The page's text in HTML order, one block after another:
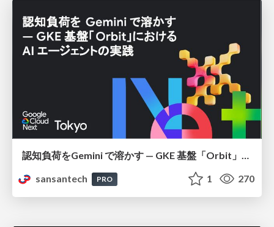
認知負荷をGemini で溶かす — GKE 基盤「Orbit」における AI エージェントの実践
sansantech
PRO 1 270